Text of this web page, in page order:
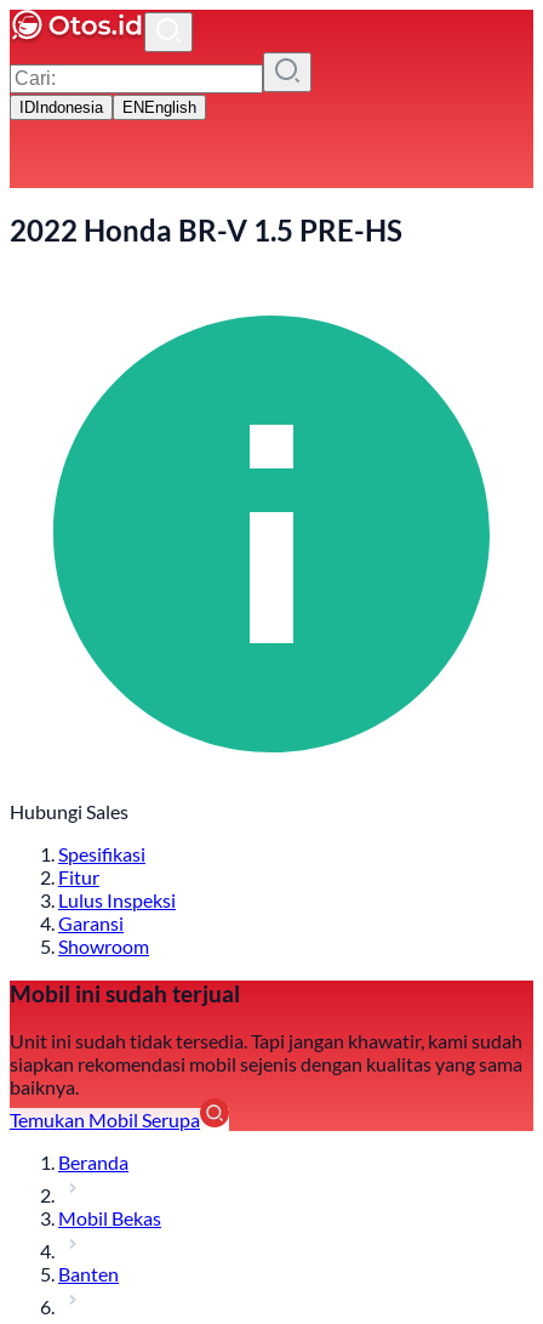
ID Indonesia EN English
2022 Honda BR-V 1.5 PRE-HS
Hubungi Sales
Spesifikasi
Fitur
Lulus Inspeksi
Garansi
Showroom
Mobil ini sudah terjual
Unit ini sudah tidak tersedia. Tapi jangan khawatir, kami sudah
siapkan rekomendasi mobil sejenis dengan kualitas yang sama
baiknya.
Temukan Mobil Serupa
Beranda
Mobil Bekas
Banten